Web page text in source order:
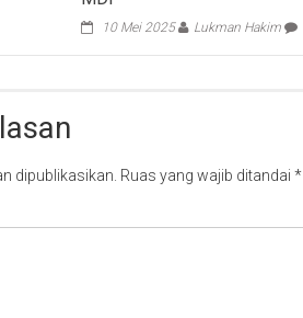
10 Mei 2025 Lukman Hakim
dipublikasikan. Ruas yang wajib ditandai *